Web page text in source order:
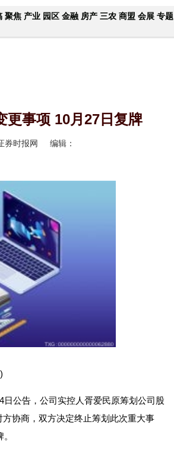
聚焦 产业 园区 金融 房产 三农 商盟 会展 专题
更事项 10月27日复牌
券时报网 编辑：
日公告，公司实控人胥爱民原筹划公司股
协商，双方决定终止筹划此次重大事